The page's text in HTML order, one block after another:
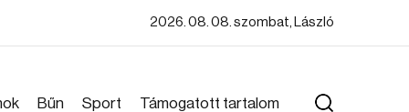
2026. 08. 08. szombat, László
Bűn Sport Támogatott tartalom